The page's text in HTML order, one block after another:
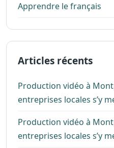
Apprendre le français
Articles récents
Production vidéo à
entreprises locales s’y
Production vidéo à
entreprises locales s’y